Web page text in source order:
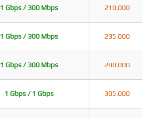
1 Gbps / 300 Mbps 210.000
1 Gbps / 300 Mbps 235.000
1 Gbps / 300 Mbps 280.000
1 Gbps / 1 Gbps 305.000